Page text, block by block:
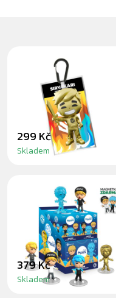
SIRYAKARI ZLATÝ
PŘÍVĚSEK
299 Kč
Skladem
MOON MYSTERY
FIGURKA
379 Kč
Skladem